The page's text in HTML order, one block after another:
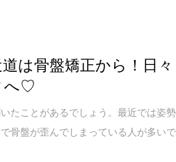
は骨盤矯正から！日々
へ♡
たことがあるでしょう。最近では姿勢
骨盤が歪んでしまっている人が多いで